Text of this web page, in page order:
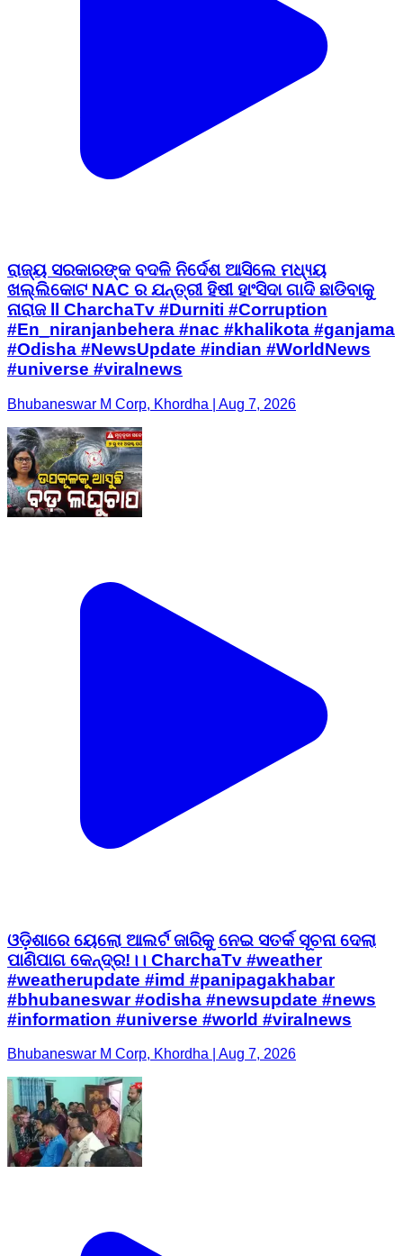
ରାଜ୍ୟ ସରକାରଙ୍କ ବଦଳି ନିର୍ଦେଶ ଆସିଲେ ମଧ୍ୟ୍ୟ
ଖଲ୍ଲିକୋଟ NAC ର ଯନ୍ତ୍ରୀ ହିଷୀ ହାଂସିଦା ଗାଦି ଛାଡିବାକୁ
ନାରାଜ ll CharchaTv #Durniti #Corruption
#En_niranjanbehera #nac #khalikota #ganjama
#Odisha #NewsUpdate #indian #WorldNews
#universe #viralnews
Bhubaneswar M Corp, Khordha | Aug 7, 2026
ଓଡ଼ିଶାରେ ୟେଲୋ ଆଲର୍ଟ ଜାରିକୁ ନେଇ ସତର୍କ ସୂଚନା ଦେଲା
ପାଣିପାଗ କେନ୍ଦ୍ର!।। CharchaTv #weather
#weatherupdate #imd #panipagakhabar
#bhubaneswar #odisha #newsupdate #news
#information #universe #world #viralnews
Bhubaneswar M Corp, Khordha | Aug 7, 2026